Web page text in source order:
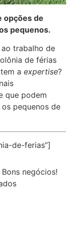
opções de
pequenos.
trabalho de
de férias
a expertise?
que podem
pequenos de
de-ferias”]
negócios!